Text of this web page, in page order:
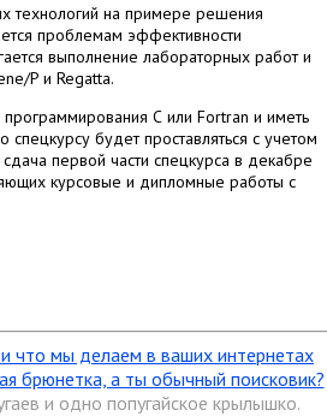
технологий на примере решения
проблемам эффективности
выполнение лабораторных работ и
P и Regatta.
С или Fortran и иметь
будет проставляться с учетом
первой части спецкурса в декабре
курсовые и дипломные работы с
что мы делаем в ваших интернетах
брюнетка, а ты обычный поисковик?
и одно попугайское крылышко.